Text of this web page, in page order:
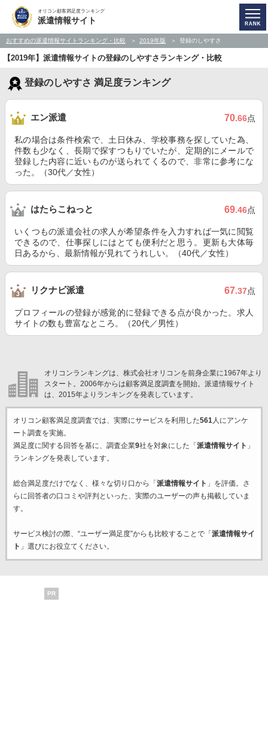
オリコン顧客満足度ランキング
派遣情報サイト
おすすめの派遣情報サイトランキング・比較 2019年版 登録のしやすさ
【2019年】派遣情報サイトの登録のしやすさランキング・比較
登録のしやすさ 満足度ランキング
エン派遣 70.66点
私の場合は条件検索で、土日休み、学校事務を探していた為、
件数も少なく、長期で探すつもりでいたが、定期的にメールで
登録した内容に近いものが送られてくるので、非常に参考にな
った。（30代／女性）
はたらこねっと 69.46点
いくつもの派遣会社の求人が希望条件を入力すれば一気に閲覧
できるので、仕事探しにはとても便利だと思う。更新も大体毎
日あるから、最新情報が見れてうれしい。（40代／女性）
リクナビ派遣 67.37点
プロフィールの登録が感覚的に登録できる点が良かった。求人
サイトの数も豊富なところ。（20代／男性）
オリコンランキングは、株式会社オリコンを前身企業に1967年より
スタート。2006年からは顧客満足度調査を開始。派遣情報サイト
は、2015年よりランキングを発表しています。
オリコン顧客満足度調査では、実際にサービスを利用した561人にアンケ
ート調査を実施。
満足度に関する回答を基に、調査企業9社を対象にした「 派遣情報サイト 」
ランキングを発表しています。
総合満足度だけでなく、様々な切り口から「 派遣情報サイト 」を評価。さ
らに回答者の口コミや評判といった、実際のユーザーの声も掲載していま
す。
サービス検討の際、“ユーザー満足度”からも比較することで「 派遣情報サイ
ト 」選びにお役立てください。
PR